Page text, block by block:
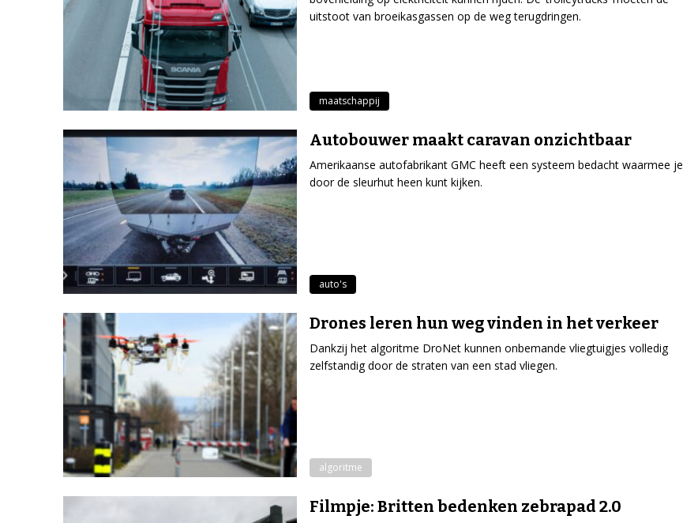
uitstoot van broeikasgassen op de weg terugdringen.
maatschappij
Autobouwer maakt caravan onzichtbaar
Amerikaanse autofabrikant GMC heeft een systeem bedacht waarmee je
door de sleurhut heen kunt kijken.
auto's
Drones leren hun weg vinden in het verkeer
Dankzij het algoritme DroNet kunnen onbemande vliegtuigjes volledig
zelfstandig door de straten van een stad vliegen.
algoritme
Filmpje: Britten bedenken zebrapad 2.0